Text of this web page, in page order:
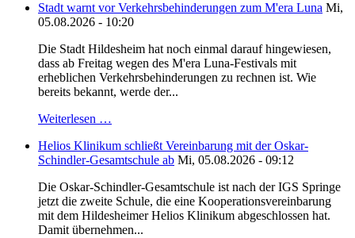
Stadt warnt vor Verkehrsbehinderungen zum M'era Luna Mi,
05.08.2026 - 10:20
Die Stadt Hildesheim hat noch einmal darauf hingewiesen,
dass ab Freitag wegen des M'era Luna-Festivals mit
erheblichen Verkehrsbehinderungen zu rechnen ist. Wie
bereits bekannt, werde der...
Weiterlesen …
Helios Klinikum schließt Vereinbarung mit der Oskar-
Schindler-Gesamtschule ab Mi, 05.08.2026 - 09:12
Die Oskar-Schindler-Gesamtschule ist nach der IGS Springe
jetzt die zweite Schule, die eine Kooperationsvereinbarung
mit dem Hildesheimer Helios Klinikum abgeschlossen hat.
Damit übernehmen...